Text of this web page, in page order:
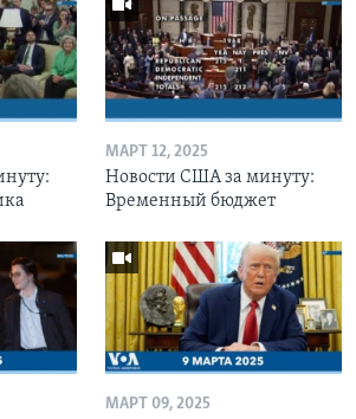
МАРТ 12, 2025
Новости США за минуту:
Временный бюджет
МАРТ 09, 2025